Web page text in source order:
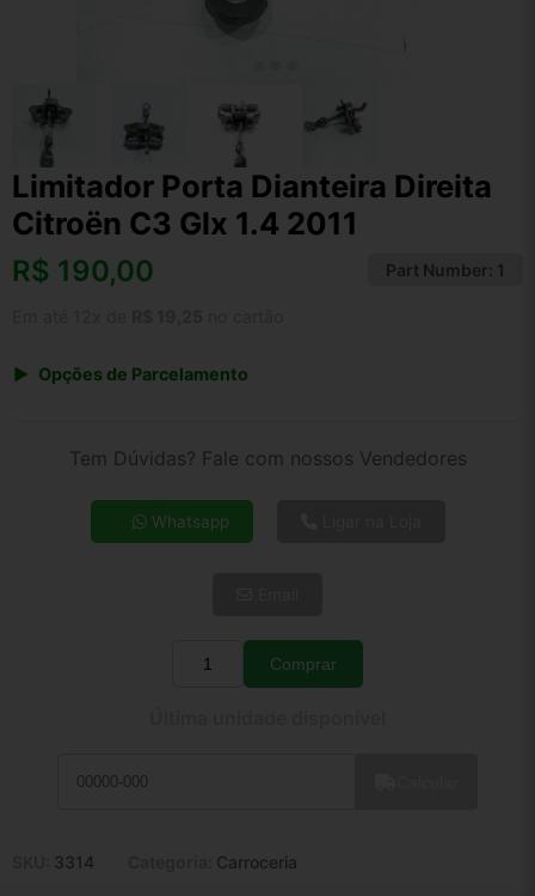
Limitador Porta Dianteira Direita
Citroën C3 Glx 1.4 2011
R$ 190,00 Part Number: 1
Opções de Parcelamento
4x de R$ 52,66
5x de R$ 42,68
Tem Dúvidas? Fale com nossos Vendedores
Whatsapp
Quantidade
Comprar
3314 Carroceria